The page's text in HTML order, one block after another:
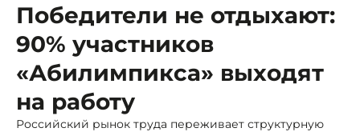
Победители не отдыхают:
90% участников
«Абилимпикса» выходят
на работу
Российский рынок труда переживает структурную